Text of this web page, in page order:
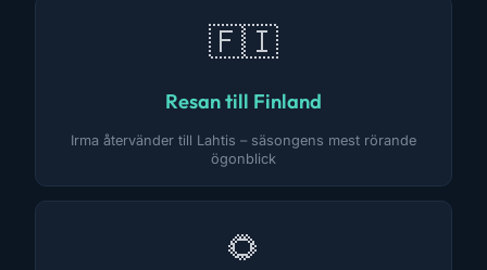
🇫🇮
Resan till Finland
Irma återvänder till Lahtis – säsongens mest rörande
ögonblick
🌻